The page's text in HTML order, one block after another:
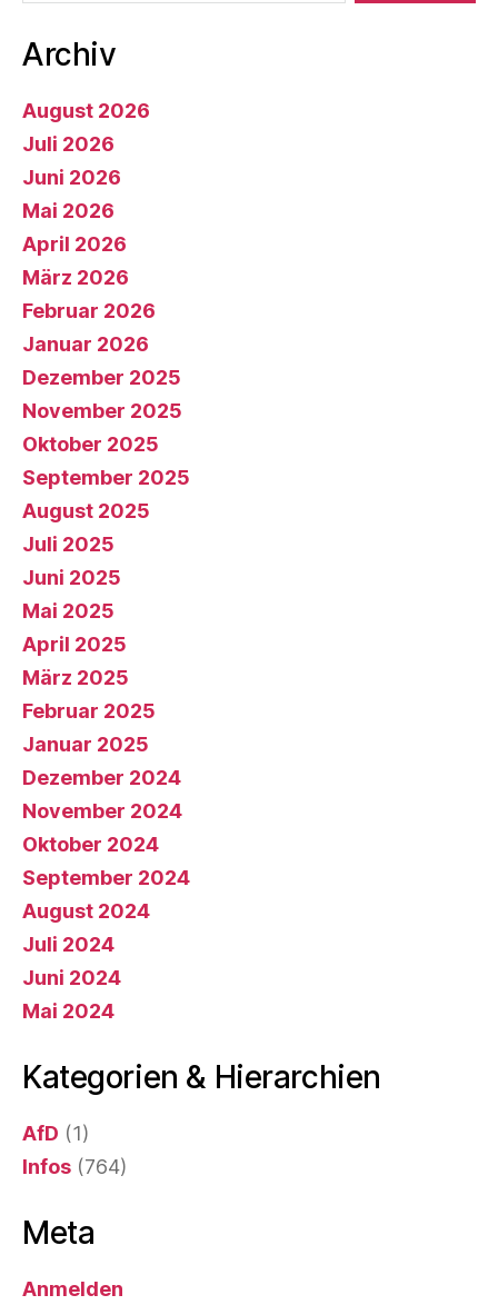
Archiv
August 2026
Juli 2026
Juni 2026
Mai 2026
April 2026
März 2026
Februar 2026
Januar 2026
Dezember 2025
November 2025
Oktober 2025
September 2025
August 2025
Juli 2025
Juni 2025
Mai 2025
April 2025
März 2025
Februar 2025
Januar 2025
Dezember 2024
November 2024
Oktober 2024
September 2024
August 2024
Juli 2024
Juni 2024
Mai 2024
Kategorien & Hierarchien
AfD (1)
Infos (764)
Meta
Anmelden